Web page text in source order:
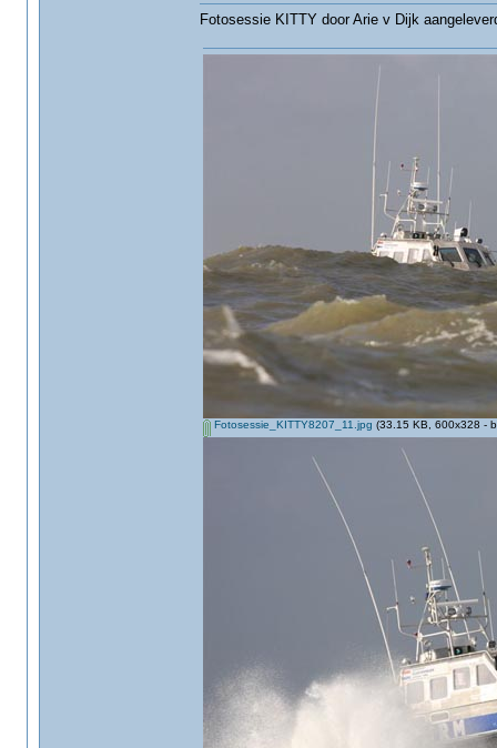
Fotosessie KITTY‏ door Arie v Dijk
Fotosessie_KITTY8207_11.jpg (33.15 KB, 600x328 -